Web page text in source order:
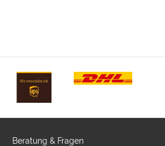
Beratung & Fragen